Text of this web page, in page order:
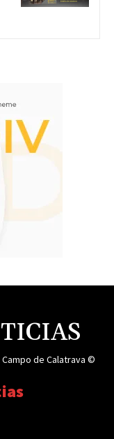
de Calatrava ©